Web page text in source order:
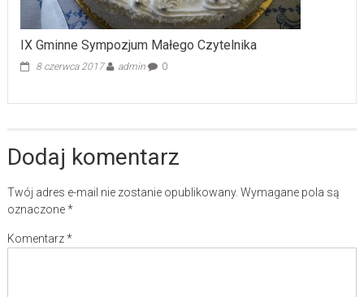
IX Gminne Sympozjum Małego Czytelnika
8 czerwca 2017 admin 0
Dodaj komentarz
Twój adres e-mail nie zostanie opublikowany. Wymagane pola są
oznaczone*
Komentarz*